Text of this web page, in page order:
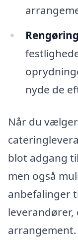
nyde de
Når du
blot adgang
men også
anbefalinger
leverandører,